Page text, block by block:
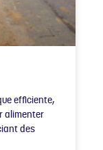
efficiente,
alimenter
des